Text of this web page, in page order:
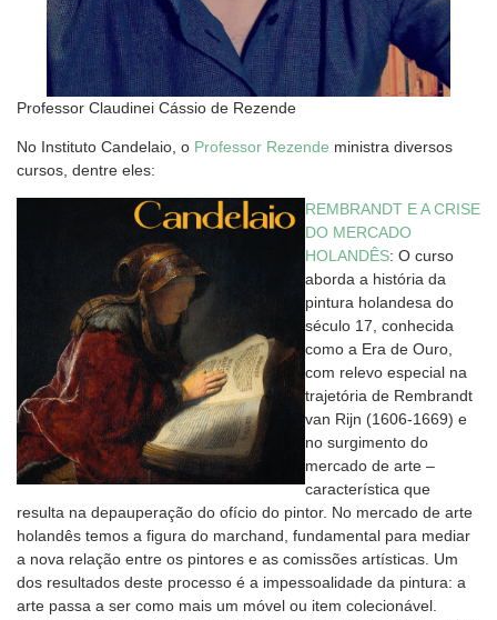
Professor Claudinei Cássio de Rezende
No Instituto Candelaio, o Professor Rezende ministra diversos
cursos, dentre eles:
REMBRANDT E A CRISE
DO MERCADO
HOLANDÊS: O curso
aborda a história da
pintura holandesa do
século 17, conhecida
como a Era de Ouro,
com relevo especial na
trajetória de Rembrandt
van Rijn (1606-1669) e
no surgimento do
mercado de arte –
característica que
resulta na depauperação do ofício do pintor. No mercado de arte
holandês temos a figura do marchand, fundamental para mediar
a nova relação entre os pintores e as comissões artísticas. Um
dos resultados deste processo é a impessoalidade da pintura: a
arte passa a ser como mais um móvel ou item colecionável.